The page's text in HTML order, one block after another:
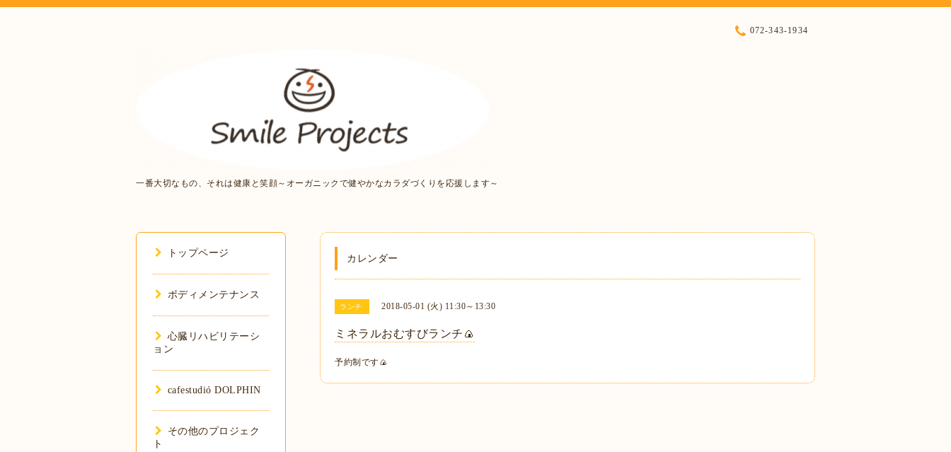
一番大切なもの、それは健康と笑顔～オーガニックで健やかなカラダづくりを応援します～
072-343-1934
カレンダー
ランチ 2018-05-01 (火) 11:30～13:30
ミネラルおむすびランチ🍙
予約制です🍙
トップページ
ボディメンテナンス
心臓リハビリテーシ
ョン
cafestudió DOLPHIN
その他のプロジェク
ト